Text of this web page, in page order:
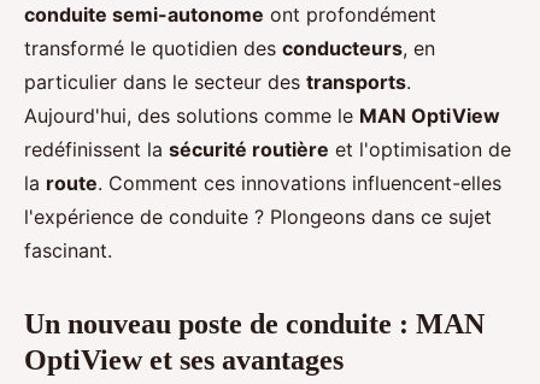
conduite semi-autonome ont profondément
transformé le quotidien des conducteurs, en
particulier dans le secteur des transports.
Aujourd'hui, des solutions comme le MAN OptiView
redéfinissent la sécurité routière et l'optimisation de
la route. Comment ces innovations influencent-elles
l'expérience de conduite ? Plongeons dans ce sujet
fascinant.
Un nouveau poste de conduite : MAN
OptiView et ses avantages